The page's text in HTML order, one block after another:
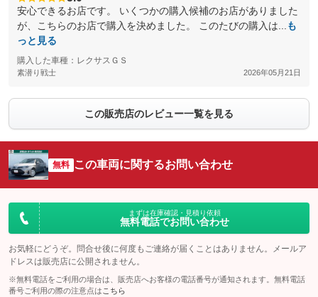
安心できるお店です。 いくつかの購入候補のお店がありました
が、こちらのお店で購入を決めました。 このたびの購入は...
も
っと見る
購入した車種：レクサスＧＳ
素潜り戦士 2026年05月21日
この販売店のレビュー一覧を見る
無料 この車両に関するお問い合わせ
まずは在庫確認・見積り依頼
無料電話でお問い合わせ
お気軽にどうぞ。問合せ後に何度もご連絡が届くことはありません。メールア
ドレスは販売店に公開されません。
※無料電話をご利用の場合は、販売店へお客様の電話番号が通知されます。無料電話
番号ご利用の際の注意点は こちら